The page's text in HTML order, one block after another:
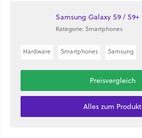
Samsung Galaxy S9 / S9+
Kategorie: Smartphones
Hardware Smartphones Samsung
Preisvergleich
Alles zum Produkt